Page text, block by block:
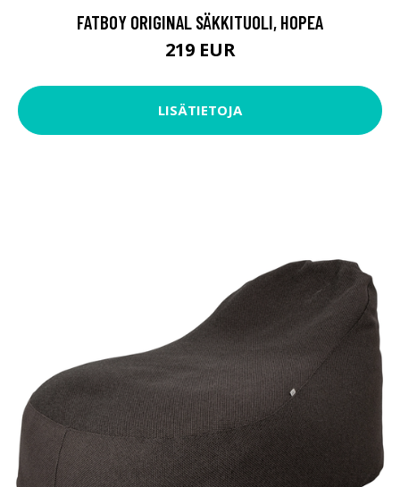
FATBOY ORIGINAL SÄKKITUOLI, HOPEA
219 EUR
LISÄTIETOJA